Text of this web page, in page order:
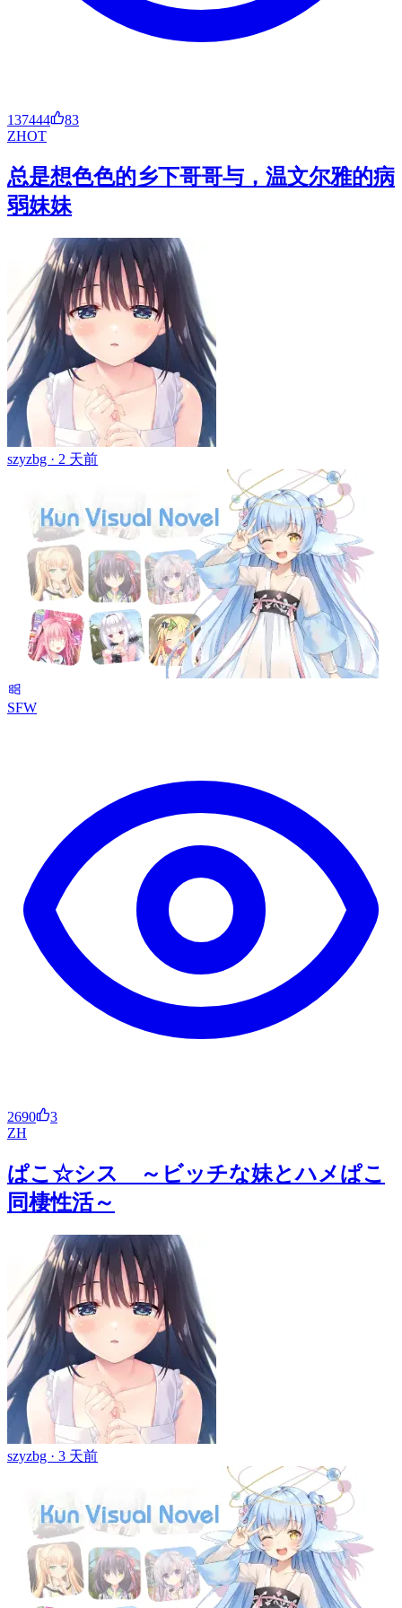
137444
83
ZHOT
总是想色色的乡下哥哥与，温文尔雅的病
弱妹妹
szyzbg · 2 天前
SFW
2690
3
ZH
ぱこ☆シス ～ビッチな妹とハメぱこ
同棲性活～
szyzbg · 3 天前